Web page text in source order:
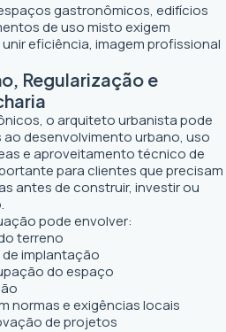
gastronômicos, edifícios
de uso misto exigem
eficiência, imagem profissional
Regularização e
o arquiteto urbanista pode
desenvolvimento urbano, uso
e aproveitamento técnico de
para clientes que precisam
antes de construir, investir ou
pode envolver:
terreno
implantação
do espaço
normas e exigências locais
de projetos